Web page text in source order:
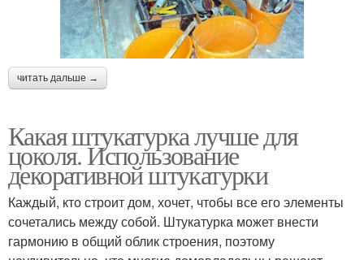
читать дальше →
Какая штукатурка лучше для
цоколя. Использование
декоративной штукатурки
Каждый, кто строит дом, хочет, чтобы все его элементы
сочетались между собой. Штукатурка может внести
гармонию в общий облик строения, поэтому